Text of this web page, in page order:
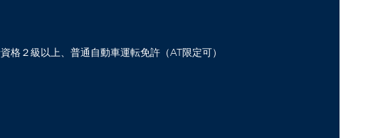
格２級以上、普通自動車運転免許（AT限定可）